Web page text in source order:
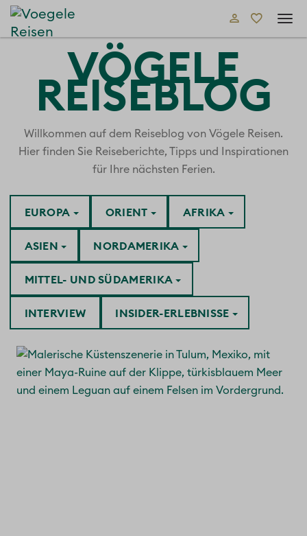
VÖGELE
REISEBLOG
Willkommen auf dem Reiseblog von Vögele Reisen.
Hier finden Sie Reiseberichte, Tipps und Inspirationen
für Ihre nächsten Ferien.
AFRIKA
ASIEN
EUROPA
INSIDER-ERLEBNISSE
INTERVIEW
MITTEL- UND SÜDAMERIKA
NORDAMERIKA
ORIENT